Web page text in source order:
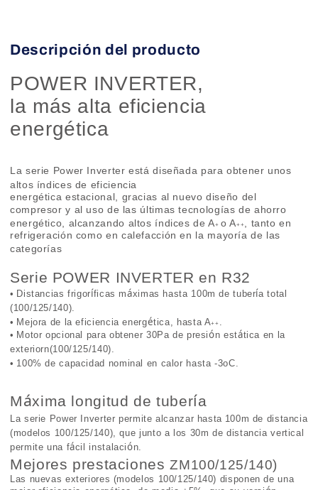
Descripción del producto
POWER INVERTER,
la más alta eficiencia
energética
La serie Power Inverter está diseñada para obtener unos
altos índices de eficiencia
energética estacional, gracias al nuevo diseño del
compresor y al uso de las últimas tecnologías de ahorro
energético, alcanzando altos índices de A+ o A++
, tanto en
refrigeración como en calefacción en la mayoría de las
categorías
Serie POWER INVERTER en R32
• Distancias frigoríficas máximas hasta 100m de tubería total
(100/125/140).
• Mejora de la eficiencia energética, hasta A++ .
• Motor opcional para obtener 30Pa de presión estática en la
exteriorn(100/125/140).
• 100% de capacidad nominal en calor hasta -3oC.
Máxima longitud de tubería
La serie Power Inverter permite alcanzar hasta 100m de distancia
(modelos 100/125/140), que junto a los 30m de distancia vertical
permite una fácil instalación.
Mejores prestaciones ZM100/125/140)
Las nuevas exteriores (modelos 100/125/140) disponen de una